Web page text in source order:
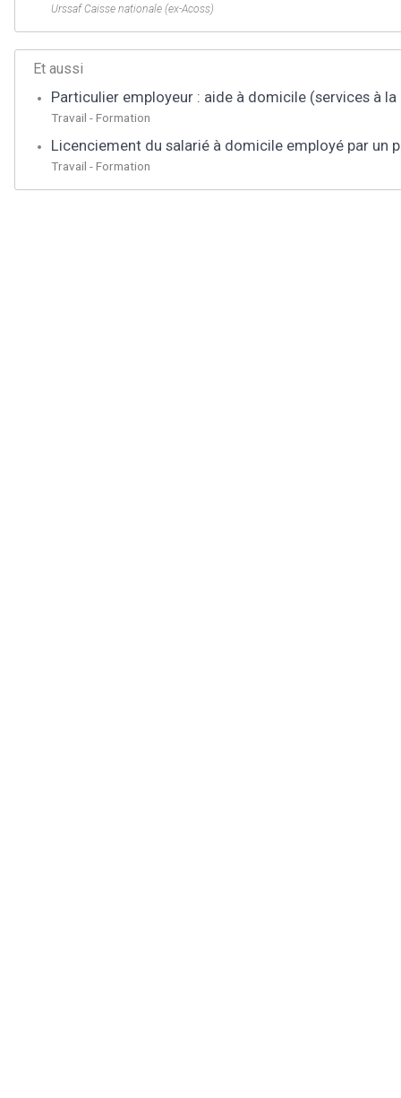
Urssaf Caisse nationale (ex-Acoss)
Et aussi
Particulier employeur : aide à domicile (services à la
Travail - Formation
Licenciement du salarié à domicile employé par un
Travail - Formation